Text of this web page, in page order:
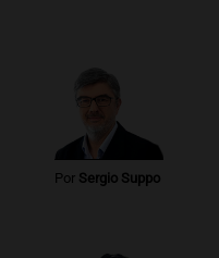
Por Sergio Suppo